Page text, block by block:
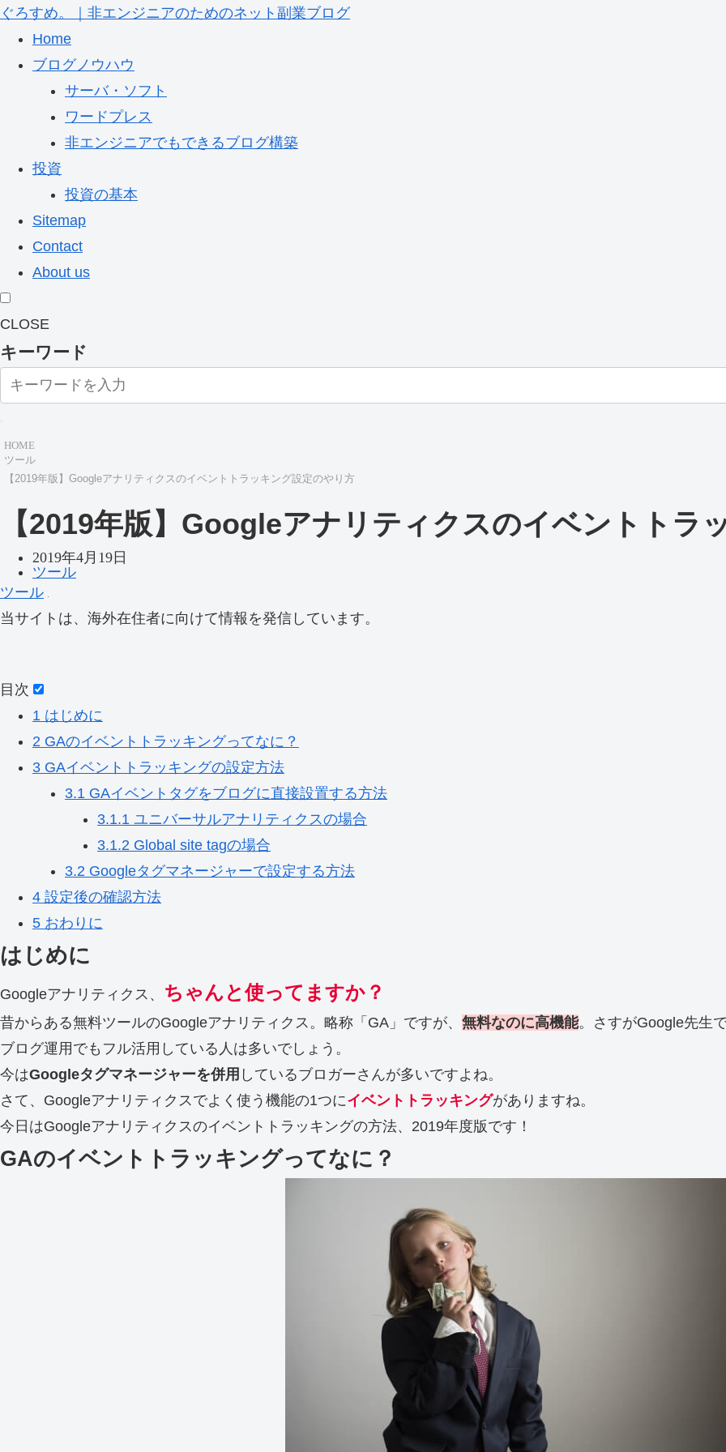
ぐろすめ。｜非エンジニアのためのネット副業ブログ
Home
ブログノウハウ
サーバ・ソフト
ワードプレス
非エンジニアでもできるブログ構築
投資
投資の基本
Sitemap
Contact
About us
CLOSE
キーワード
HOME
ツール
【2019年版】Googleアナリティクスのイベントトラッキング設定のやり方
【2019年版】Googleアナリティクスのイベントトラ
2019年4月19日
ツール
ツール
当サイトは、海外在住者に向けて情報を発信しています。
目次
1 はじめに
2 GAのイベントトラッキングってなに？
3 GAイベントトラッキングの設定方法
3.1 GAイベントタグをブログに直接設置する方法
3.1.1 ユニバーサルアナリティクスの場合
3.1.2 Global site tagの場合
3.2 Googleタグマネージャーで設定する方法
4 設定後の確認方法
5 おわりに
はじめに
Googleアナリティクス、 ちゃんと使ってますか？
昔からある無料ツールのGoogleアナリティクス。略称「GA」ですが、 無料なのに高機能。さすがGoogle先生で
ブログ運用でもフル活用している人は多いでしょう。
今はGoogleタグマネージャーを併用 しているブロガーさんが多いですよね。
さて、Googleアナリティクスでよく使う機能の1つにイベントトラッキングがありますね。
今日はGoogleアナリティクスのイベントトラッキングの方法、2019年度版です！
GAのイベントトラッキングってなに？